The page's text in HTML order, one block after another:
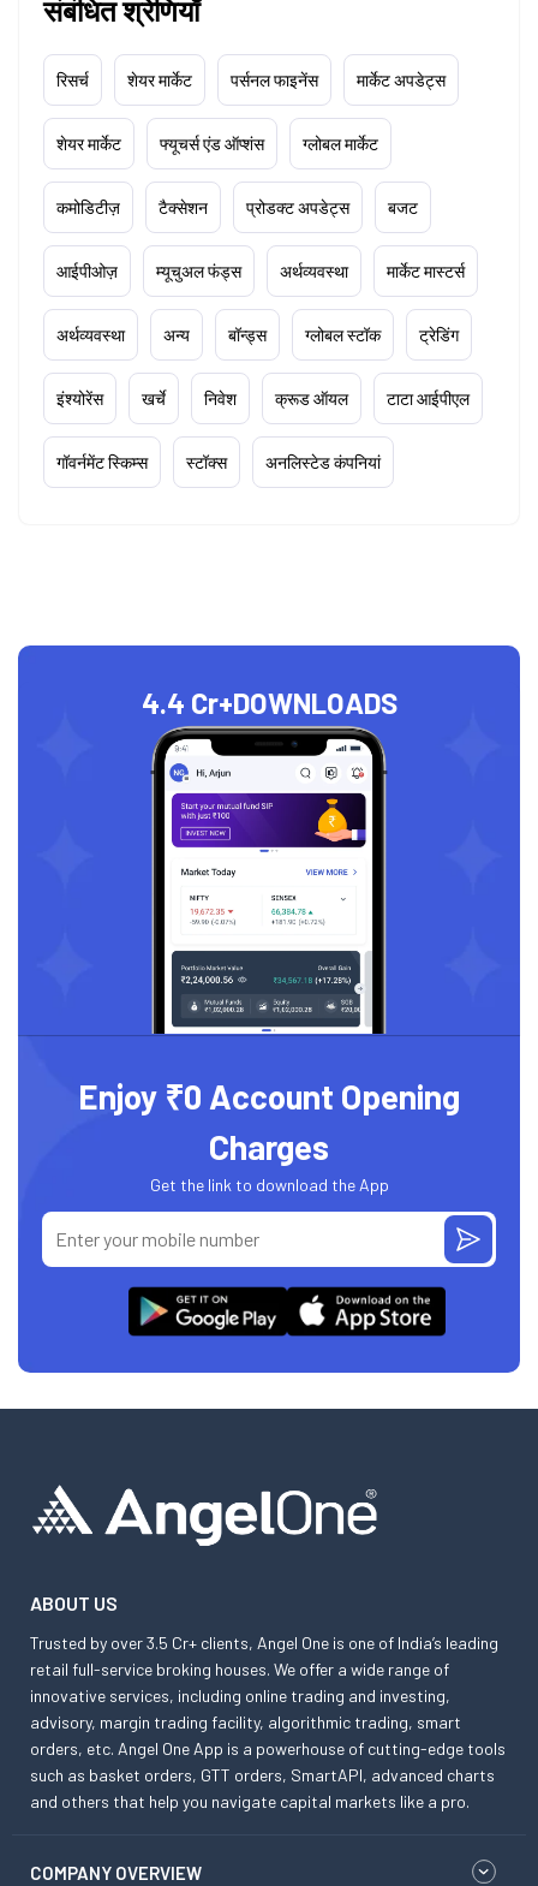
संबंधित श्रेणियाँ
रिसर्च शेयर मार्केट पर्सनल फाइनेंस मार्केट अपडेट्स
शेयर मार्केट फ्यूचर्स एंड ऑप्शंस ग्लोबल मार्केट
कमोडिटीज़ टैक्सेशन प्रोडक्ट अपडेट्स बजट
आईपीओज़ म्यूचुअल फंड्स अर्थव्यवस्था मार्केट मास्टर्स
अर्थव्यवस्था अन्य बॉन्ड्स ग्लोबल स्टॉक ट्रेडिंग
इंश्योरेंस खर्चे निवेश क्रूड ऑयल टाटा आईपीएल
गॉवर्नमेंट स्किम्स स्टॉक्स अनलिस्टेड कंपनियां
4.4 Cr+DOWNLOADS
Enjoy ₹0 Account Opening
Charges
Get the link to download the App
ABOUT US
Trusted by over 3.5 Cr+ clients, Angel One is one of India’s leading
retail full-service broking houses. We offer a wide range of
innovative services, including online trading and investing,
advisory, margin trading facility, algorithmic trading, smart
orders, etc. Angel One App is a powerhouse of cutting-edge tools
such as basket orders, GTT orders, SmartAPI, advanced charts
and others that help you navigate capital markets like a pro.
COMPANY OVERVIEW